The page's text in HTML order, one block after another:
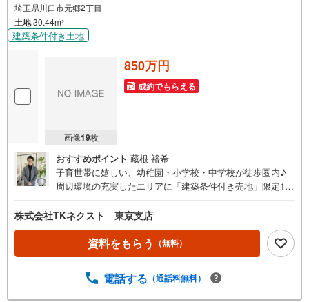
埼玉県川口市元郷2丁目
土地30.44m2
建築条件付き土地
画像19枚
850万円
成約でもらえる
おすすめポイント 藏根 裕希
子育世帯に嬉しい、幼稚園・小学校・中学校が徒歩圏内♪
周辺環境の充実したエリアに「建築条件付き売地」限定1区
駅 徒歩7分！通学や通勤、週末のお出かけにアクセス良好
♪【設備】□落ち着いた雰囲気の閑静な住宅街です♪□参考プ
ランもあるので打合せもスムーズな「建築条件付き」♪□近
隣、生活に便利な施設が徒歩圏内♪□教育施設も充実なので
元郷南小学校:徒歩5分○川口市立領家中学校:徒歩14分○レオ
株式会社TKネクスト 東京支店
資料をもらう （無料）
電話する （通話料無料）